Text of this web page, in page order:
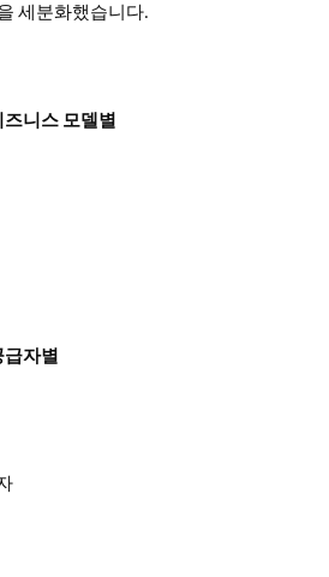
세분화했습니다.
즈니스 모델별
급자별